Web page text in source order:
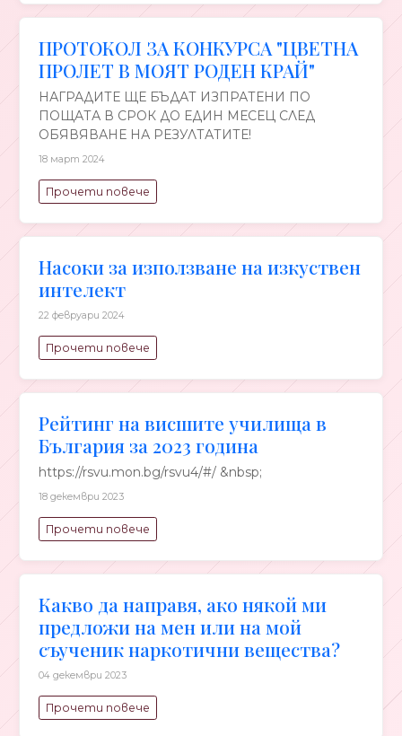
ПРОТОКОЛ ЗА КОНКУРСА "ЦВЕТНА
ПРОЛЕТ В МОЯТ РОДЕН КРАЙ"
НАГРАДИТЕ ЩЕ БЪДАТ ИЗПРАТЕНИ ПО
ПОЩАТА В СРОК ДО ЕДИН МЕСЕЦ СЛЕД
ОБЯВЯВАНЕ НА РЕЗУЛТАТИТЕ!
18 март 2024
Прочети повече
Насоки за използване на изкуствен
интелект
22 февруари 2024
Прочети повече
Рейтинг на висшите училища в
България за 2023 година
https://rsvu.mon.bg/rsvu4/#/ &nbsp;
18 декември 2023
Прочети повече
Какво да направя, ако някой ми
предложи на мен или на мой
съученик наркотични вещества?
04 декември 2023
Прочети повече